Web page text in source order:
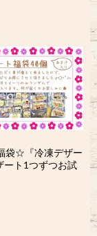
袋☆『冷凍デザー
ート1つずつお試